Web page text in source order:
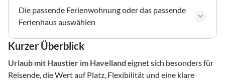
Die passende Ferienwohnung oder das passende
Ferienhaus auswählen
Kurzer Überblick
Urlaub mit Haustier im Havelland eignet sich besonders für
Reisende, die Wert auf Platz, Flexibilität und eine klare